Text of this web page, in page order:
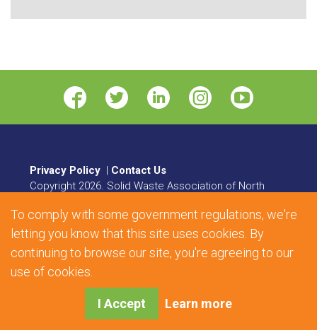
Privacy Policy | Contact Us
Copyright 2026. Solid Waste Association of North
8484 Georgia Avenue, Suite 230, Silver Spring, MD
20910 | Phone: 1.800.467.9262| Fax: 301.589.7068
Web Design and Development by
Matrix Group
International, Inc.
To comply with some government regulations, we're
letting you know that this site uses cookies. By
continuing to browse our site, you're agreeing to our
use of cookies.
I Accept Learn more